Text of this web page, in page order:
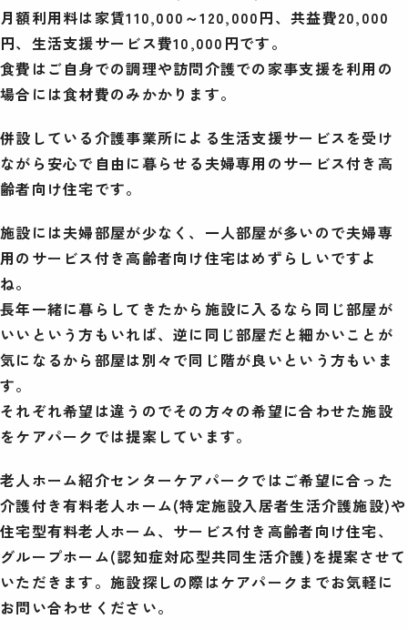
月額利用料は家賃110,000～120,000円、共益費20,000
円、生活支援サービス費10,000円です。
食費はご自身での調理や訪問介護での家事支援を利用の
場合には食材費のみかかります。
併設している介護事業所による生活支援サービスを受け
ながら安心で自由に暮らせる夫婦専用のサービス付き高
齢者向け住宅です。
施設には夫婦部屋が少なく、一人部屋が多いので夫婦専
用のサービス付き高齢者向け住宅はめずらしいですよ
ね。
長年一緒に暮らしてきたから施設に入るなら同じ部屋が
いいという方もいれば、逆に同じ部屋だと細かいことが
気になるから部屋は別々で同じ階が良いという方もいま
す。
それぞれ希望は違うのでその方々の希望に合わせた施設
をケアパークでは提案しています。
老人ホーム紹介センターケアパークではご希望に合った
介護付き有料老人ホーム(特定施設入居者生活介護施設)や
住宅型有料老人ホーム、サービス付き高齢者向け住宅、
グループホーム(認知症対応型共同生活介護)を提案させて
いただきます。施設探しの際はケアパークまでお気軽に
お問い合わせください。